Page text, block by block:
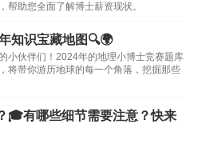
帮助您全面了解博士薪资现状。
知识宝藏地图🔍🌍
小伙伴们！2024年的地理小博士竞赛题库
将带你游历地球的每一个角落，挖掘那些
🎓有哪些细节需要注意？快来